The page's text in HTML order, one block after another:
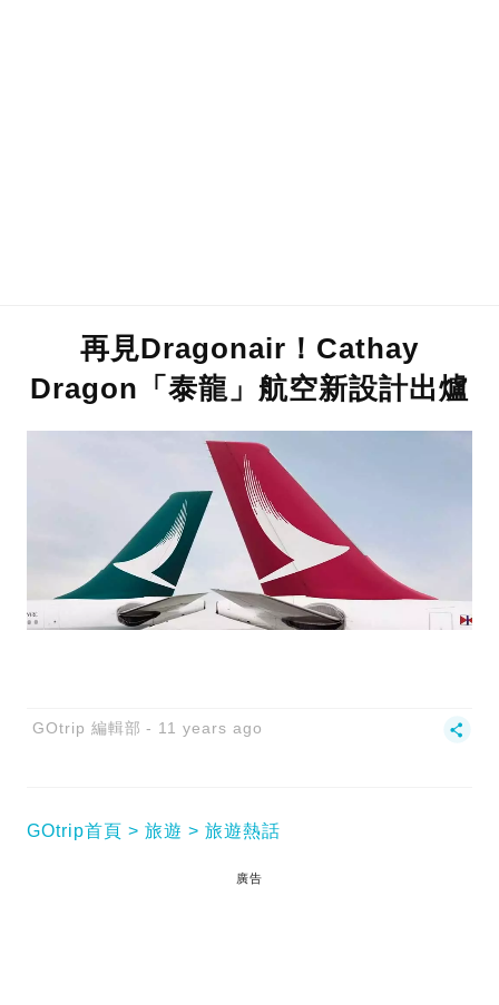
再見Dragonair！Cathay
Dragon「泰龍」航空新設計出爐
GOtrip 編輯部 11 years ago
GOtrip首頁 旅遊 旅遊熱話
廣告